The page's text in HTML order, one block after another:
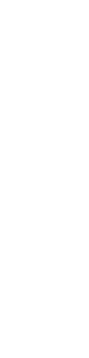
and